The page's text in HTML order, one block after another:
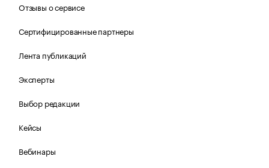
Отзывы о сервисе
Сертифицированные партнеры
Лента публикаций
Эксперты
Выбор редакции
Кейсы
Вебинары